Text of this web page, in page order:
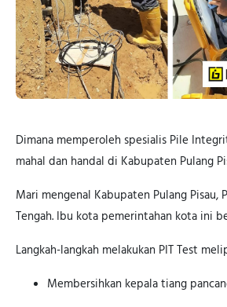
Dimana memperoleh spesialis Pile
mahal dan handal di Kabupaten Pulang
Mari mengenal Kabupaten Pulang Pisau,
Tengah. Ibu kota pemerintahan kota ini
Langkah-langkah melakukan PIT Test
Membersihkan kepala tiang